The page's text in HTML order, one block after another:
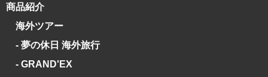
商品紹介
海外ツアー
- 夢の休日 海外旅行
- GRAND'EX